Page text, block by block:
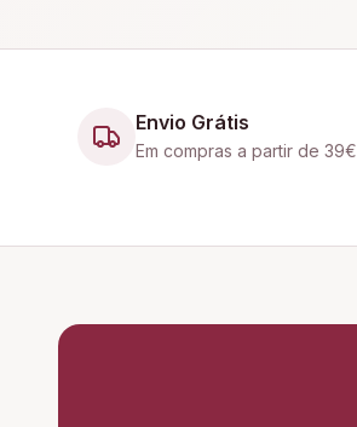
Envio Grátis
Em compras a partir de 39€